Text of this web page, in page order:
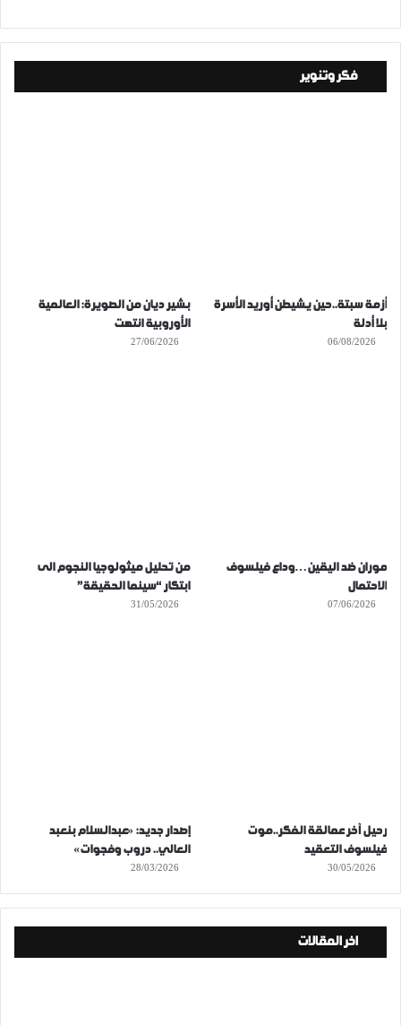
فكر وتنوير
أزمة سبتة..حين يشيطن أوريد الأسرة
بلا أدلة
06/08/2026
بشير ديان من الصويرة: العالمية
الأوروبية انتهت
27/06/2026
موران ضد اليقين…وداع فيلسوف
الاحتمال
07/06/2026
من تحليل ميثولوجيا النجوم الى
ابتكار “سينما الحقيقة”
31/05/2026
رحيل آخر عمالقة الفكر..موت
فيلسوف التعقيد
30/05/2026
إصدار جديد: «عبدالسلام بنعبد
العالي.. دروب وفجوات»
28/03/2026
اخر المقالات